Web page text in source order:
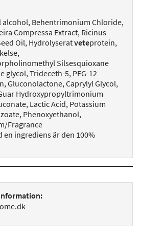
alcohol, Behentrimonium Chloride,
Compressa Extract, Ricinus
Oil, Hydrolyseratveteprotein,
Silsesquioxane
glycol, Trideceth-5, PEG-12
Gluconolactone, Caprylyl Glycol,
Hydroxypropyltrimonium
Lactic Acid, Potassium
Phenoxyethanol,
Fragrance
en ingrediens är den 100%